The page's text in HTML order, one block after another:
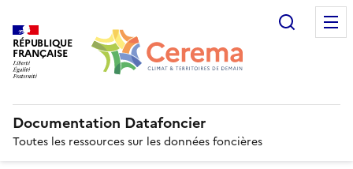
RÉPUBLIQUE
FRANÇAISE
Documentation Datafoncier
Toutes les ressources sur les données foncières